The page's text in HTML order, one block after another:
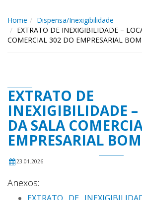
Home
Dispensa/Inexigibilidade
EXTRATO DE INEXIGIBILIDADE –
COMERCIAL 302 DO EMPRESARIAL
EXTRATO DE
INEXIGIBILIDADE –
DA SALA
EMPRESARIAL
23.01.2026
Anexos: